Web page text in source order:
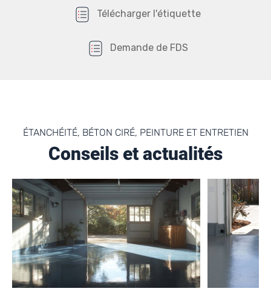
Télécharger l'étiquette
Demande de FDS
ÉTANCHÉITÉ, BÉTON CIRÉ, PEINTURE ET ENTRETIEN
Conseils et actualités